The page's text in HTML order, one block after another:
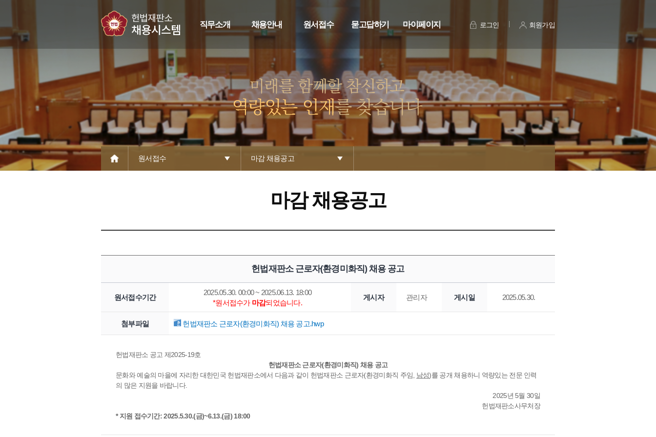
직무소개 채용안내 원서접수 묻고답하기 마이페이지 로그인 회원가입
원서접수 마감 채용공고
마감 채용공고
헌법재판소 근로자(환경미화직) 채용 공고
원서접수기간
2025.05.30. 00:00 ~ 2025.06.13. 18:00
*원서접수가 마감되었습니다.
게시자 관리자 게시일 2025.05.30.
첨부파일 헌법재판소 근로자(환경미화직) 채용 공고.hwp
헌법재판소 공고 제2025-19호
헌법재판소 근로자(환경미화직) 채용 공고
문화와 예술의 마을에 자리한 대한민국 헌법재판소에서 다음과 같이 헌법재판소 근로자(환경미화직 주임, 남성)를 공개 채용하니 역량있는 전문 인력
의 많은 지원을 바랍니다.
2025년 5월 30일
헌법재판소사무처장
* 지원 접수기간: 2025.5.30.(금)~6.13.(금) 18:00